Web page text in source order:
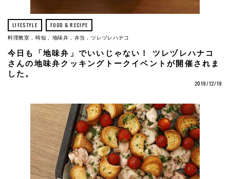
LIFESTYLE FOOD & RECIPE
料理教室 時短 地味弁 弁当 ツレヅレハナコ
今日も「地味弁」でいいじゃない！ ツレヅレハナコ
さんの地味弁クッキングトークイベントが開催されま
した。
2019/12/19